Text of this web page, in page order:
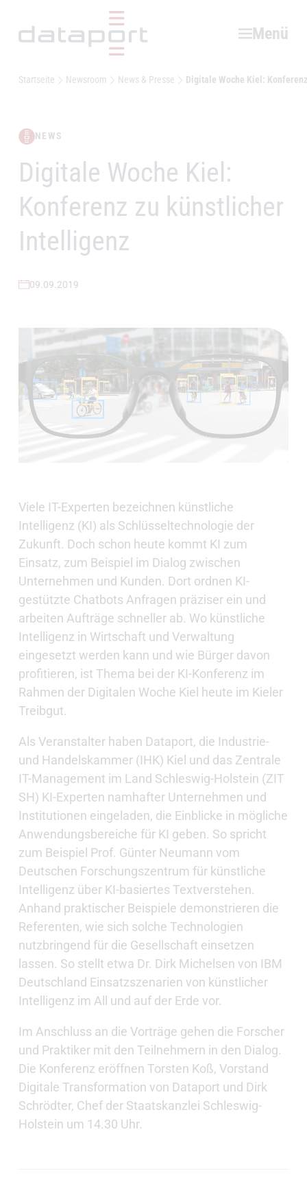
Menü
Startseite Newsroom News & Presse Digitale Woche Kiel:
NEWS
–
Digitale Woche Kiel:
Konferenz zu künstlicher
Intelligenz
09.09.2019
Viele IT-Experten bezeichnen künstliche
Intelligenz (KI) als Schlüsseltechnologie der
Zukunft. Doch schon heute kommt KI zum
Einsatz, zum Beispiel im Dialog zwischen
Unternehmen und Kunden. Dort ordnen KI-
gestützte Chatbots Anfragen präziser ein und
arbeiten Aufträge schneller ab. Wo künstliche
Intelligenz in Wirtschaft und Verwaltung
eingesetzt werden kann und wie Bürger davon
profitieren, ist Thema bei der KI-Konferenz im
Rahmen der Digitalen Woche Kiel heute im Kieler
Treibgut.
Als Veranstalter haben Dataport, die Industrie-
und Handelskammer (IHK) Kiel und das Zentrale
IT-Management im Land Schleswig-Holstein (ZIT
SH) KI-Experten namhafter Unternehmen und
Institutionen eingeladen, die Einblicke in mögliche
Anwendungsbereiche für KI geben. So spricht
zum Beispiel Prof. Günter Neumann vom
Deutschen Forschungszentrum für künstliche
Intelligenz über KI-basiertes Textverstehen.
Anhand praktischer Beispiele demonstrieren die
Referenten, wie sich solche Technologien
nutzbringend für die Gesellschaft einsetzen
lassen. So stellt etwa Dr. Dirk Michelsen von IBM
Deutschland Einsatzszenarien von künstlicher
Intelligenz im All und auf der Erde vor.
Im Anschluss an die Vorträge gehen die Forscher
und Praktiker mit den Teilnehmern in den Dialog.
Die Konferenz eröffnen Torsten Koß, Vorstand
Digitale Transformation von Dataport und Dirk
Schrödter, Chef der Staatskanzlei Schleswig-
Holstein um 14.30 Uhr.